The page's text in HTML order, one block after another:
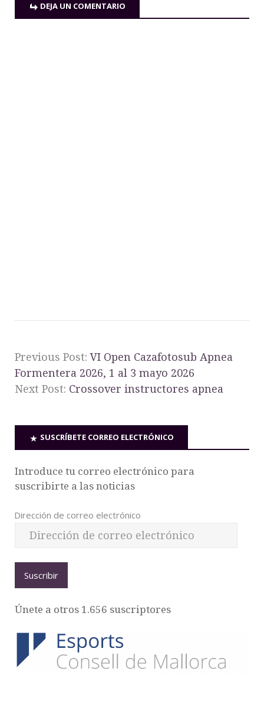
DEJA UN COMENTARIO
Previous Post:VI Open Cazafotosub Apnea
Formentera 2026, 1 al 3 mayo 2026
Next Post: Crossover instructores apnea
SUSCRÍBETE CORREO ELECTRÓNICO
Introduce tu correo electrónico para
suscribirte a las noticias
Dirección de correo electrónico
Suscribir
Únete a otros 1.656 suscriptores